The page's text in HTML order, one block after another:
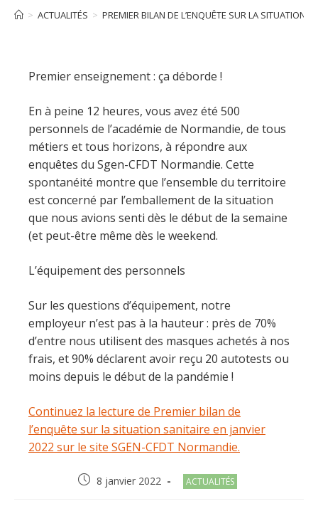
> ACTUALITÉS > PREMIER BILAN DE L’ENQUÊTE SUR LA SITUATION
Premier enseignement : ça déborde !
En à peine 12 heures, vous avez été 500
personnels de l’académie de Normandie, de tous
métiers et tous horizons, à répondre aux
enquêtes du Sgen-CFDT Normandie. Cette
spontanéité montre que l’ensemble du territoire
est concerné par l’emballement de la situation
que nous avions senti dès le début de la semaine
(et peut-être même dès le weekend.
L’équipement des personnels
Sur les questions d’équipement, notre
employeur n’est pas à la hauteur : près de 70%
d’entre nous utilisent des masques achetés à nos
frais, et 90% déclarent avoir reçu 20 autotests ou
moins depuis le début de la pandémie !
Continuez la lecture de Premier bilan de
l’enquête sur la situation sanitaire en janvier
2022 sur le site SGEN-CFDT Normandie.
Post8 janvier 2022
Post
ACTUALITÉS